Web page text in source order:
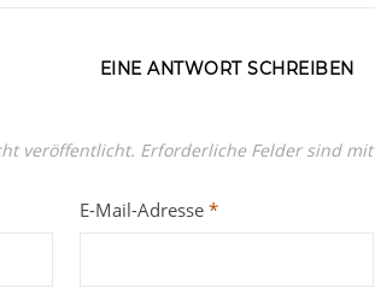
EINE ANTWORT SCHREIBEN
veröffentlicht. Erforderliche Felder sind mit
E-Mail-Adresse *